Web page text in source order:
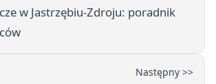
w Jastrzębiu-Zdroju: poradnik
Następny >>